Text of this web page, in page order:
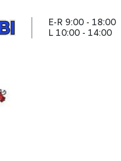
E-R 9:00 - 18:00
L 10:00 - 14:00